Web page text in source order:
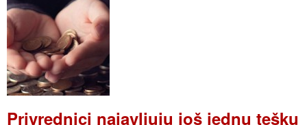
Privrednici najavljuju još jednu tešku